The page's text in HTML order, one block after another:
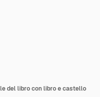
del libro con libro e castello